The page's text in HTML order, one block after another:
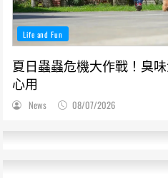
Life and Fun
夏日蟲蟲危機大作戰！臭味
心用
News 08/07/2026